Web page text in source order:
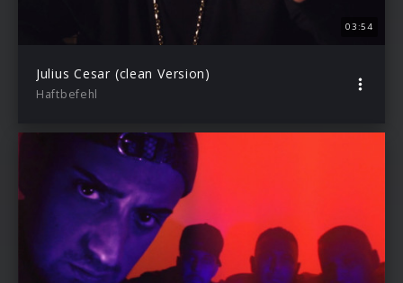
03:54
Julius Cesar (clean Version)
Haftbefehl